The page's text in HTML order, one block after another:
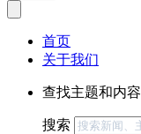
首页
关于我们
查找主题和内容
搜索